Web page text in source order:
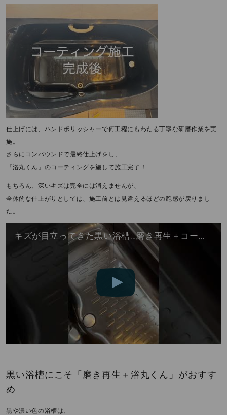
仕上げには、ハンドポリッシャーで何工程にもわたる丁寧な研磨作業を実
施。
さらにコンパウンドで最終仕上げをし、
『浴丸くん』のコーティングを施して施工完了！
もちろん、深いキズは完全には消えませんが、
全体的な仕上がりとしては、施工前とは見違えるほどの艶感が戻りまし
た。
キズが目立ってきた黒い浴槽…磨き再生＋コーティングでツヤ復活！
黒い浴槽にこそ「磨き再生＋浴丸くん」がおすす
め
黒や濃い色の浴槽は、